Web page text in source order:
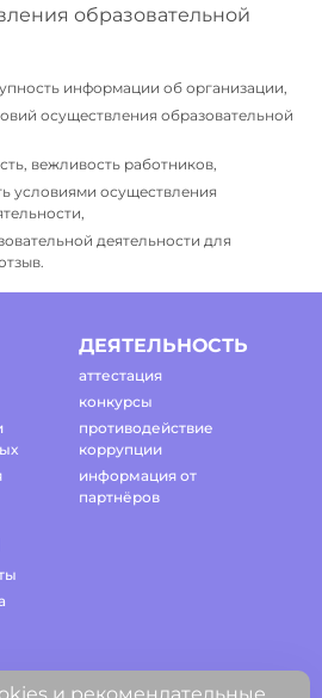
образовательной
информации об организации,
осуществления образовательной
вежливость работников,
условиями осуществления
деятельности для
ДЕЯТЕЛЬНОСТЬ
аттестация
конкурсы
противодействие
коррупции
информация от
партнёров